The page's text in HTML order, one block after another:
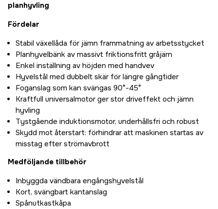
planhyvling
Fördelar
Stabil växellåda för jämn frammatning av arbetsstycket
Planhyvelbänk av massivt friktionsfritt gråjärn
Enkel inställning av höjden med handvev
Hyvelstål med dubbelt skär för längre gångtider
Foganslag som kan svängas 90°-45°
Kraftfull universalmotor ger stor driveffekt och jämn
hyvling
Tystgående induktionsmotor, underhållsfri och robust
Skydd mot återstart: förhindrar att maskinen startas av
misstag efter strömavbrott
Medföljande tillbehör
Inbyggda vändbara engångshyvelstål
Kort, svängbart kantanslag
Spånutkastkåpa